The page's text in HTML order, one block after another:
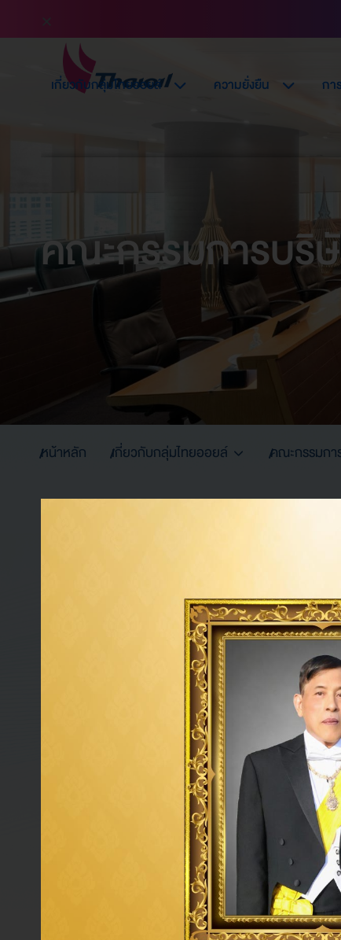
เกี่ยวกับกลุ่มไทยออยล์ ความยั่งยืน กา
คณะกรรมการบริ
หน้าหลัก เกี่ยวกับกลุ่มไทยออยล์ คณะกรรมกา
การดำรงตำแหน่งกรรมการเฉพาะเรื่อง
ประวัติการอบรมหลักสูตรกรรมการของ
กรรมการบริษัทไทย (IOD)